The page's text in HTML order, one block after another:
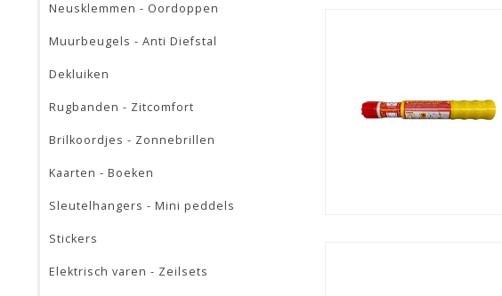
Neusklemmen - Oordoppen
Muurbeugels - Anti Diefstal
Dekluiken
Rugbanden - Zitcomfort
Brilkoordjes - Zonnebrillen
Kaarten - Boeken
Sleutelhangers - Mini peddels
Stickers
Elektrisch varen - Zeilsets